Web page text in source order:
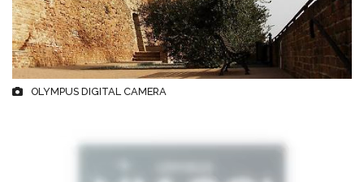
OLYMPUS DIGITAL CAMERA